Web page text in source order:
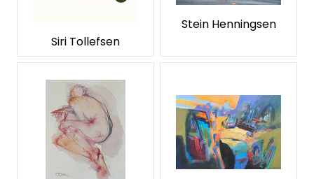
Siri Tollefsen
Stein Henningsen